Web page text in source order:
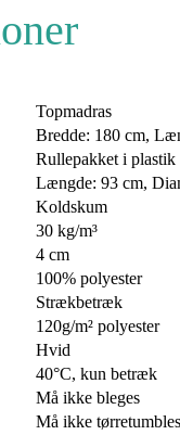
Topmadras
Bredde: 180 cm,
Rullepakket i plastik
Længde: 93 cm,
Koldskum
30 kg/m³
4 cm
100% polyester
Strækbetræk
120g/m² polyester
Hvid
40°C, kun betræk
Må ikke bleges
Må ikke tørretumbles